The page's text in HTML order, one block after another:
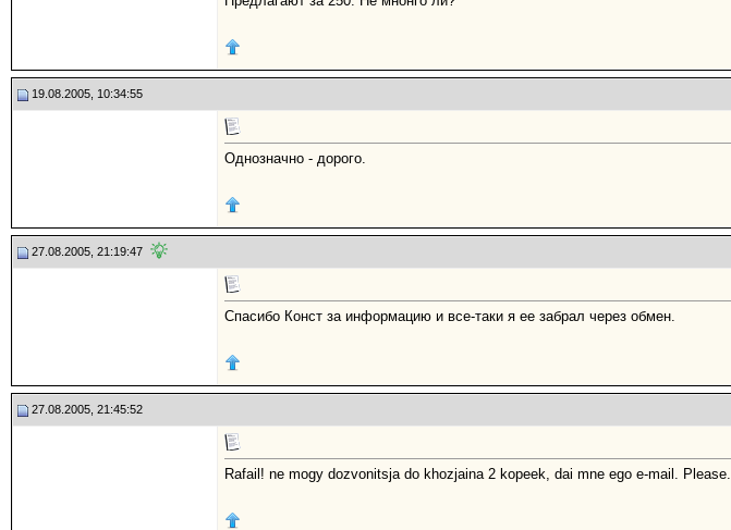
19.08.2005, 10:34:55
Однозначно - дорого.
27.08.2005, 21:19:47
Спасибо Конст за информацию и все-таки я ее забрал через обмен.
27.08.2005, 21:45:52
Rafail! ne mogy dozvonitsja do khozjaina 2 kopeek, dai mne ego e-mail. Please.